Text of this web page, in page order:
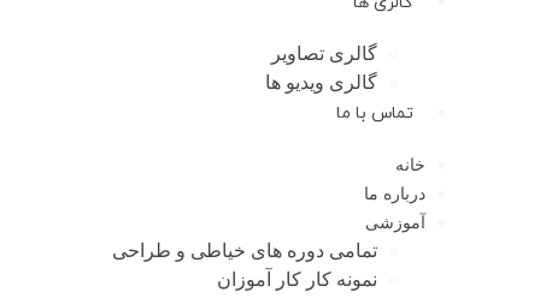
گالری تصاویر
گالری ویدیو ها
تماس با ما
خانه
درباره ما
آموزشی
تمامی دوره های خیاطی و طراحی
نمونه کار کار آموزان